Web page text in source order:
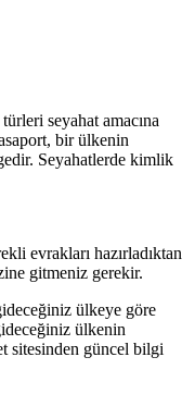
seyahat amacına
bir ülkenin
Seyahatlerde kimlik
evrakları hazırladıktan
gitmeniz gerekir.
ülkeye göre
ülkenin
sitesinden güncel bilgi